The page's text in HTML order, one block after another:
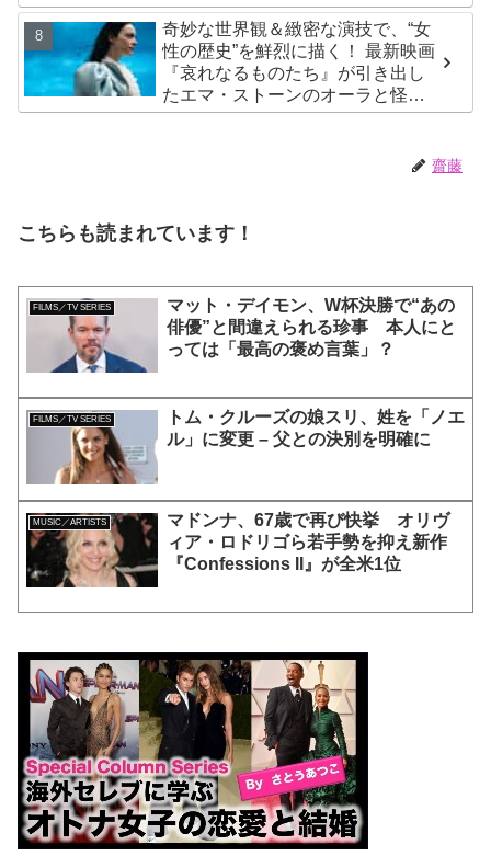
ィプレ』実現への大きな一歩？】
奇妙な世界観＆緻密な演技で、“女
性の歴史”を鮮烈に描く！ 最新映画
『哀れなるものたち』が引き出し
たエマ・ストーンのオーラと怪
演、そして緻密すぎる演技力！ こ
齋藤
こちらも読まれています！
FILMS／TV SERIES
マット・デイモン、W杯決勝で“あの
俳優”と間違えられる珍事 本人にと
っては「最高の褒め言葉」？
FILMS／TV SERIES
トム・クルーズの娘スリ、姓を「ノエ
ル」に変更 – 父との決別を明確に
MUSIC／ARTISTS
マドンナ、67歳で再び快挙 オリヴ
ィア・ロドリゴら若手勢を抑え新作
『Confessions II』が全米1位